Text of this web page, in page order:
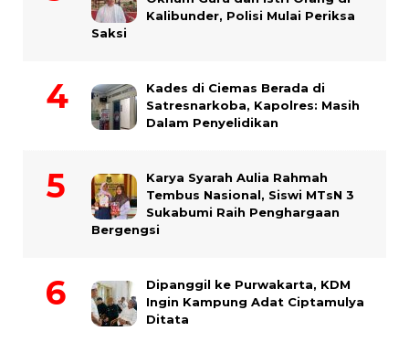
Kalibunder, Polisi Mulai Periksa
Saksi
Kades di Ciemas Berada di
Satresnarkoba, Kapolres: Masih
Dalam Penyelidikan
Karya Syarah Aulia Rahmah
Tembus Nasional, Siswi MTsN 3
Sukabumi Raih Penghargaan
Bergengsi
Dipanggil ke Purwakarta, KDM
Ingin Kampung Adat Ciptamulya
Ditata